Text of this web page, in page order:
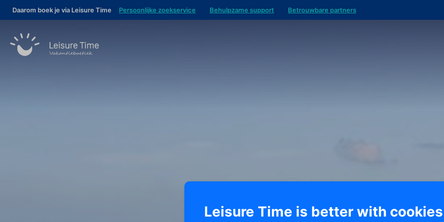
Daarom boek je via Leisure Time Persoonlijke zoekservice Behulpzame support Betrouwbare partners
Leisure Time is better with